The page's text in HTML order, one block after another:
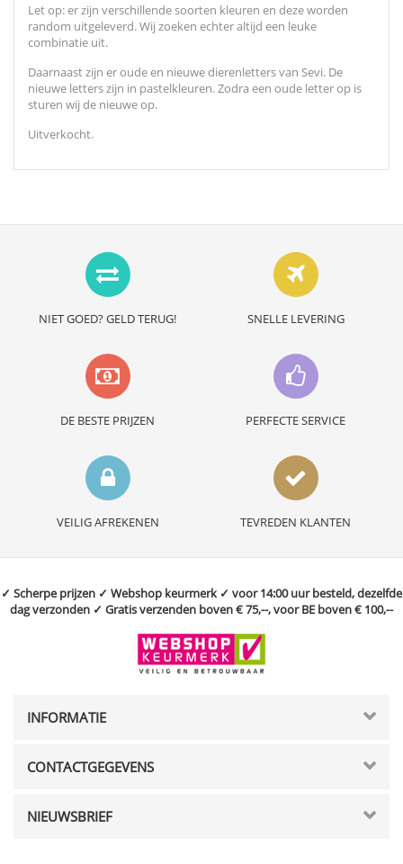
Let op: er zijn verschillende soorten kleuren en deze worden
random uitgeleverd. Wij zoeken echter altijd een leuke
combinatie uit.
Daarnaast zijn er oude en nieuwe dierenletters van Sevi. De
nieuwe letters zijn in pastelkleuren. Zodra een oude letter op is
sturen wij de nieuwe op.
Uitverkocht.
NIET GOED? GELD TERUG! SNELLE LEVERING
DE BESTE PRIJZEN PERFECTE SERVICE
VEILIG AFREKENEN TEVREDEN KLANTEN
✓ Scherpe prijzen ✓ Webshop keurmerk ✓ voor 14:00 uur besteld, dezelfde
dag verzonden ✓ Gratis verzenden boven € 75,--, voor BE boven € 100,--
INFORMATIE
CONTACTGEGEVENS
NIEUWSBRIEF